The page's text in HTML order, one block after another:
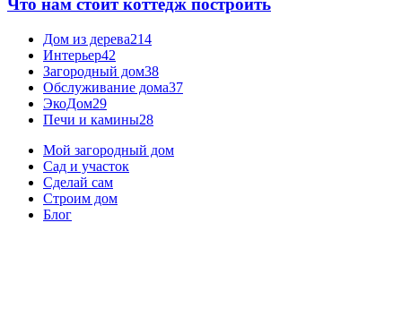
Что нам стоит коттедж построить
Дом из дерева214
Интерьер42
Загородный дом38
Обслуживание дома37
ЭкоДом29
Печи и камины28
Мой загородный дом
Сад и участок
Сделай сам
Строим дом
Блог